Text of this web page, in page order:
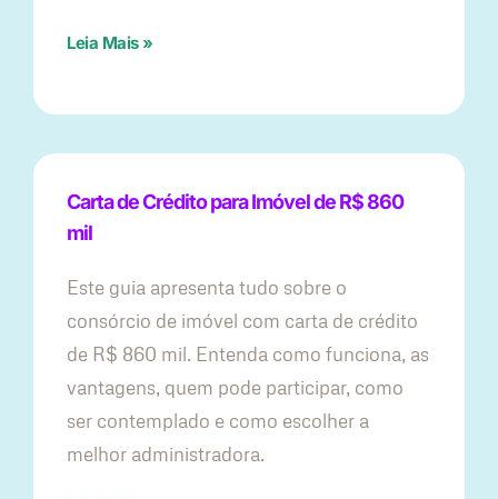
Leia Mais »
Carta de Crédito para Imóvel de R$ 860
mil
Este guia apresenta tudo sobre o
consórcio de imóvel com carta de crédito
de R$ 860 mil. Entenda como funciona, as
vantagens, quem pode participar, como
ser contemplado e como escolher a
melhor administradora.